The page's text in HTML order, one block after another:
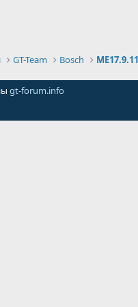
GT-Team Bosch ME17.9.11
gt-forum.info